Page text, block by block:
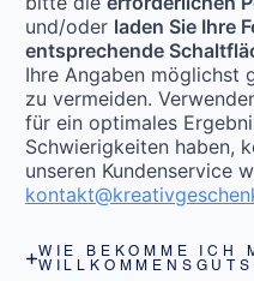
und/oder laden Sie Ihre
entsprechende
Ihre Angaben möglichst
zu vermeiden.
für ein optimales
Schwierigkeiten haben,
unseren Kundenservice
WIE BEKOMME ICH